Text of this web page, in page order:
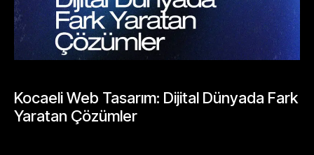
Kocaeli Web Tasarım: Dijital Dünyada Fark
Yaratan Çözümler